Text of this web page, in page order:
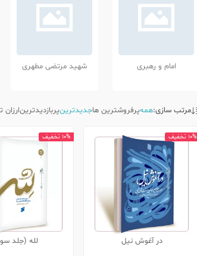
امام و رهبری شهید مرتضی مطهری
مرتب سازی:همهپرفروشترین هاجدیدترینپربازدیدترینارزان
در آغوش نیل
10% تخفیف
لله (جلد
10% تخفیف